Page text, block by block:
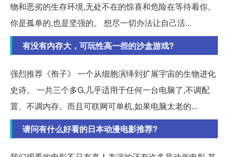
物和恶劣的生存环境,无处不在的惊喜和危险在等待着你。
你是孤单的,也是坚强的。 想尽一切办法让自己活...
有没有内存大，可玩性高一些的沙盒游戏?
强烈推荐《孢子》 一个从细胞演绎到扩展宇宙的生物进化
史诗。 一共三个多G,几乎适用于任何一台电脑了,不调配
置、不调内存。而且可联网可单机,如果电脑太老的...
请问有什么好看的日本动漫电影推荐?